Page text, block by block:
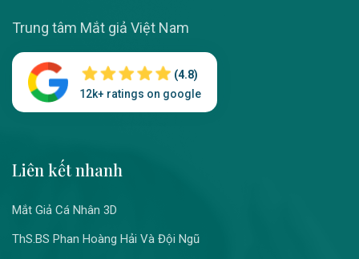
Trung tâm Mắt giả Việt Nam
(4.8)
12k+ ratings on google
Liên kết nhanh
Mắt Giả Cá Nhân 3D
ThS.BS Phan Hoàng Hải Và Đội Ngũ